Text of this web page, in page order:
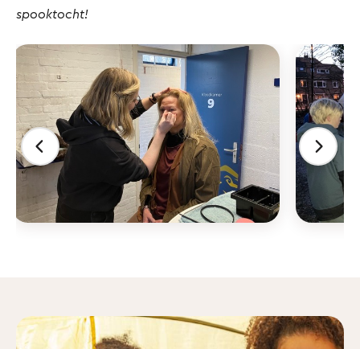
spooktocht!